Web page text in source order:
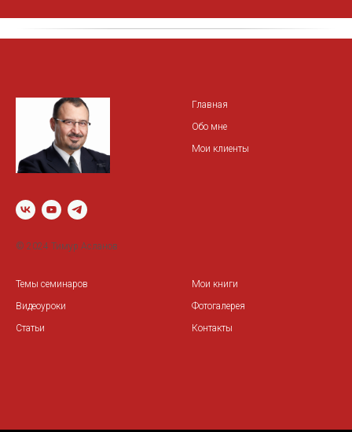
© 2024 Тимур Асланов
Главная
Обо мне
Мои клиенты
Темы семинаров
Видеоуроки
Статьи
Мои книги
Фотогалерея
Контакты